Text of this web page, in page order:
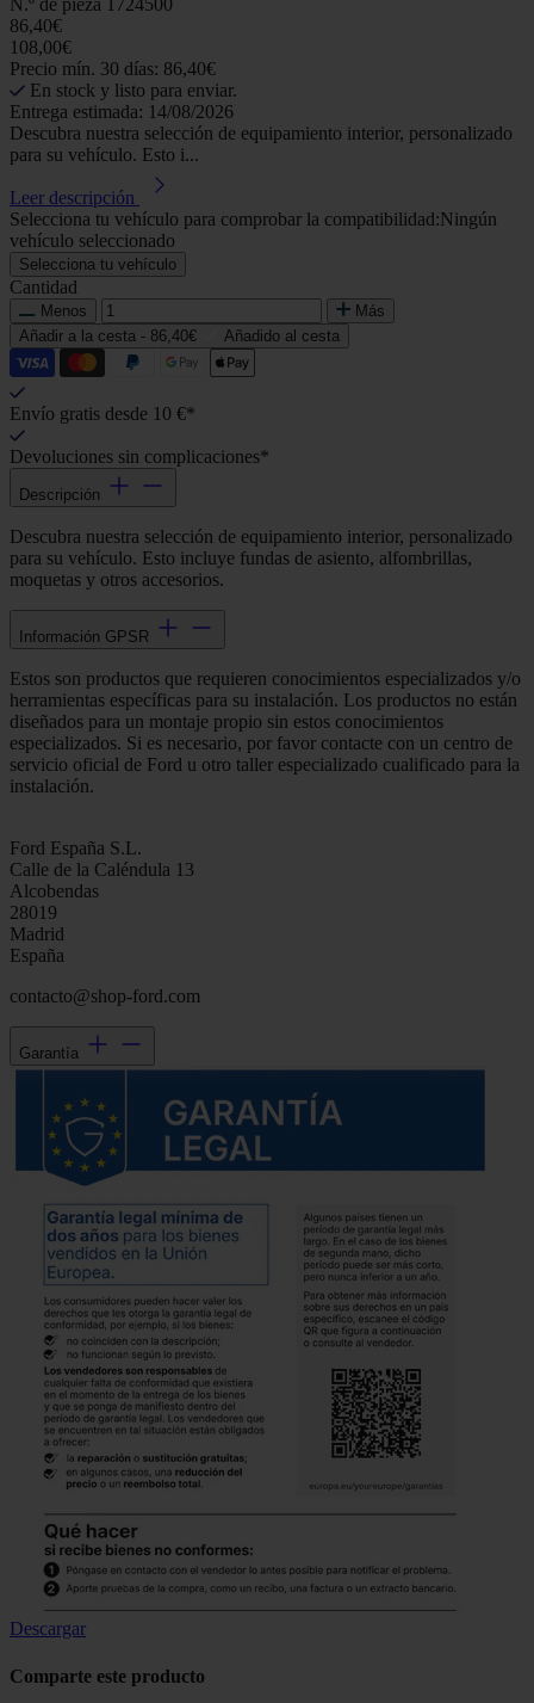
N.º de pieza 1724500
86,40€
108,00€
Precio mín. 30 días: 86,40€
En stock y listo para enviar.
Entrega estimada: 14/08/2026
Descubra nuestra selección de equipamiento interior, personalizado
para su vehículo. Esto i...
Leer descripción
Selecciona tu vehículo para comprobar la compatibilidad:Ningún
vehículo seleccionado
Selecciona tu vehículo
Cantidad
Menos
Más
Añadir a la cesta - 86,40€ Añadido al cesta
Envío gratis desde 10 €*
Devoluciones sin complicaciones*
Descripción
Descubra nuestra selección de equipamiento interior, personalizado
para su vehículo. Esto incluye fundas de asiento, alfombrillas,
moquetas y otros accesorios.
Información GPSR
Estos son productos que requieren conocimientos especializados y/o
herramientas específicas para su instalación. Los productos no están
diseñados para un montaje propio sin estos conocimientos
especializados. Si es necesario, por favor contacte con un centro de
servicio oficial de Ford u otro taller especializado cualificado para la
instalación.
Ford España S.L.
Calle de la Caléndula 13
Alcobendas
28019
Madrid
España
contacto@shop-ford.com
Garantía
Descargar
Comparte este producto